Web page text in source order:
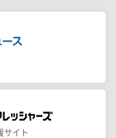
サイト